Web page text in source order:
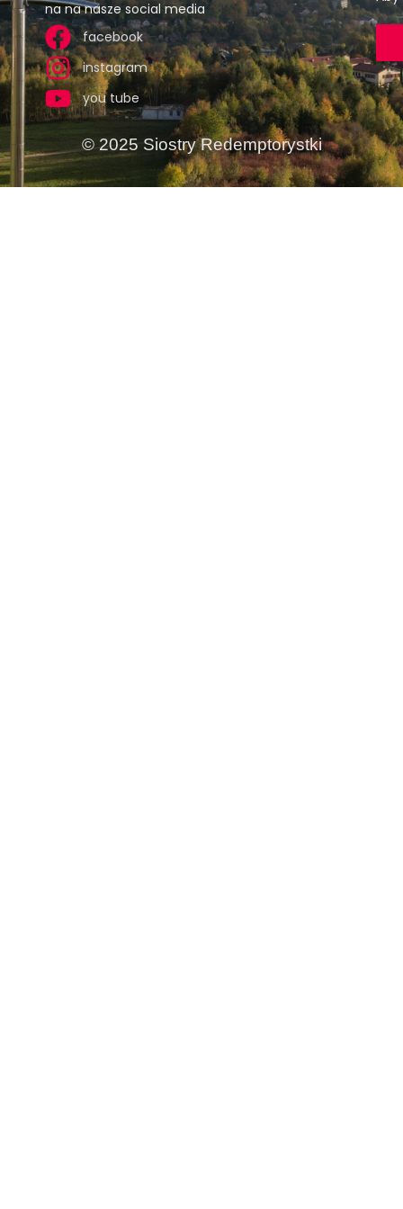
na na nasze social media
facebook
instagram
you tube
© 2025 Siostry Redemptorystki